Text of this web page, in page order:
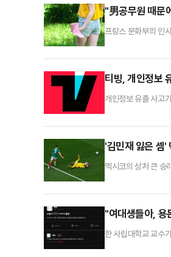
"男공무원 때문
프랑스 문화부의 인
물러났지만 가명으
티빙, 개인정보
개인정보 유출 사고
한 개인정보 유출 사
'김민재 잃은 셈'
멕시코의 상처 큰 승
대한민국이 속한 A
"여대생들아,
한 사립대학교 교수